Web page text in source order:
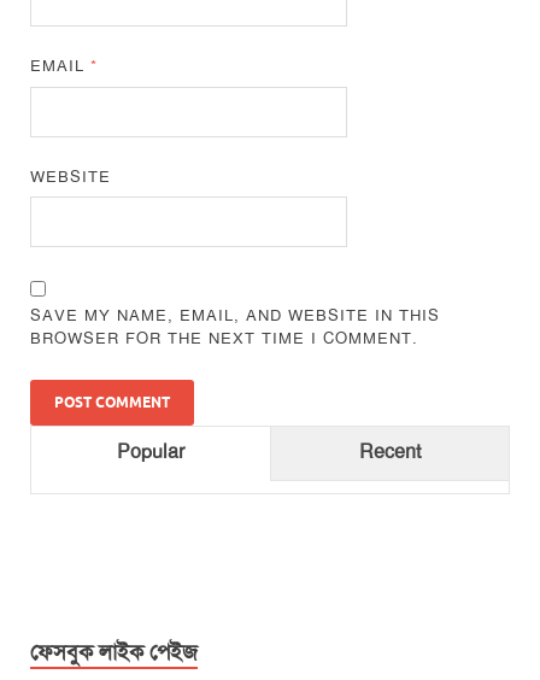
EMAIL*
WEBSITE
SAVE MY NAME, EMAIL, AND WEBSITE IN THIS
BROWSER FOR THE NEXT TIME I COMMENT.
Popular Recent
ফেসবুক লাইক পেইজ